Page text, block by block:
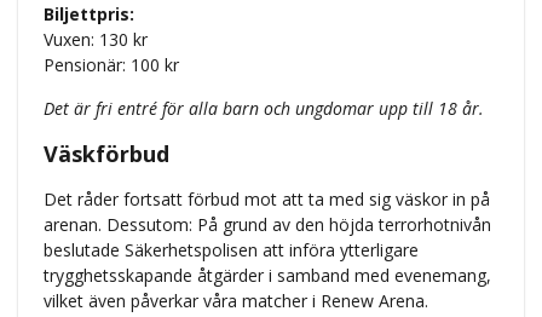
Biljettpris:
Vuxen: 130 kr
Pensionär: 100 kr
Det är fri entré för alla barn och ungdomar upp till 18 år.
Väskförbud
Det råder fortsatt förbud mot att ta med sig väskor in på
arenan. Dessutom: På grund av den höjda terrorhotnivån
beslutade Säkerhetspolisen att införa ytterligare
trygghetsskapande åtgärder i samband med evenemang,
vilket även påverkar våra matcher i Renew Arena.